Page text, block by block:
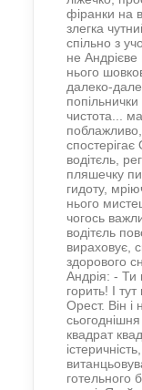
фіранки на
злегка
спільно з
не
нього
далеко-
попільнички
чистота...
водітєль,
пляшечку
гидоту,
нього
чогось
водітєль
вираховує,
здорового
Андрія: - Ти
горить! І
Орест. Він і
квадрат
готельного